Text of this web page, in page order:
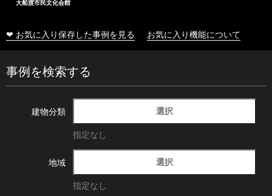
大船渡市民文化会館
❤ お気に入り保存した事例を見る お気に入り機能について
事例を検索する
建物分類 選択
指定なし
地域 選択
指定なし